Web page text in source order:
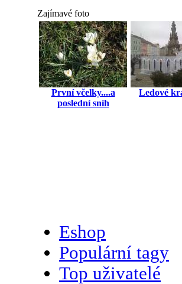
Zajímavé foto
První včelky....a
poslední sníh
Ledové
Eshop
Populární tagy
Top uživatelé